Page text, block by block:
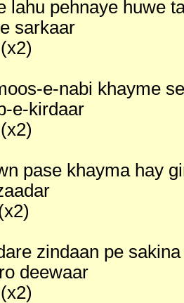
lahu pehnaye huwe
sarkaar
e-nabi khayme
e-kirdaar
pase khayma hay
zindaan pe
deewaar